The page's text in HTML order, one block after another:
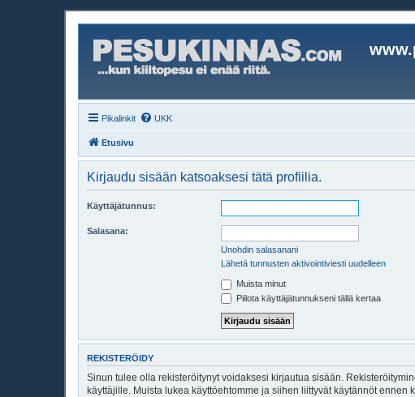
Pikalinkit UKK
Etusivu
Kirjaudu sisään katsoaksesi tätä profiilia.
Käyttäjätunnus:
Salasana:
Unohdin salasanani
Lähetä tunnusten aktivointiviesti uudelleen
Muista minut
Piilota käyttäjätunnukseni tällä kertaa
REKISTERÖIDY
Sinun tulee olla rekisteröitynyt voidaksesi kirjautua sisään.
käyttäjille. Muista lukea käyttöehtomme ja siihen liittyvät käytännöt ennen